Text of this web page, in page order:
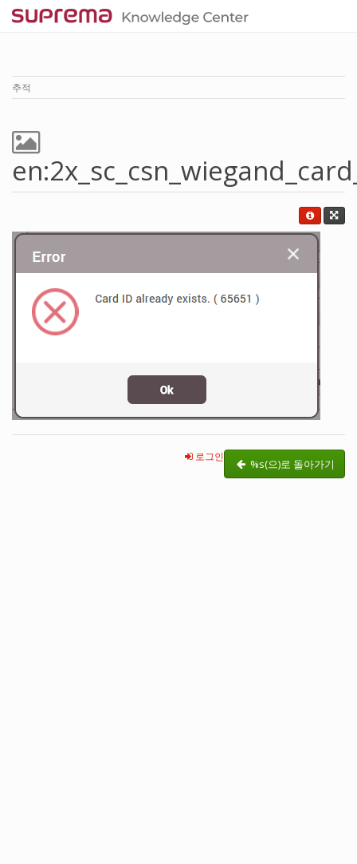
추적
%s(으)로 돌아가기
로그인